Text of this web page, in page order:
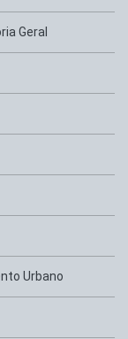
Geral
Urbano